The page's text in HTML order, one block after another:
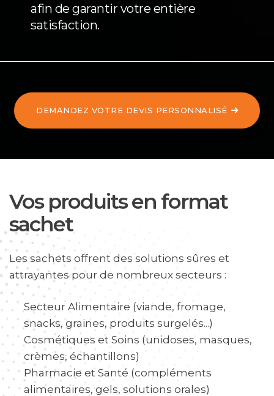
afin de garantir votre entière
satisfaction.
DEMANDEZ VOTRE DEVIS PERSONNALISÉ
Vos produits en format
sachet
Les sachets offrent des solutions sûres et
attrayantes pour de nombreux secteurs :
Secteur Alimentaire (viande, fromage,
snacks, graines, produits surgelés...)
Cosmétiques et Soins (unidoses, masques,
crèmes, échantillons)
Pharmacie et Santé (compléments
alimentaires, gels, solutions orales)